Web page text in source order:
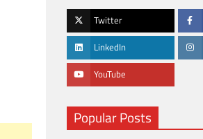
Twitter
LinkedIn
YouTube
Popular Posts